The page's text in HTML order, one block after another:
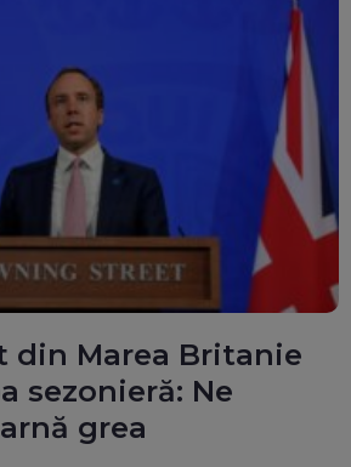
din Marea Britanie
sezonieră: Ne
grea